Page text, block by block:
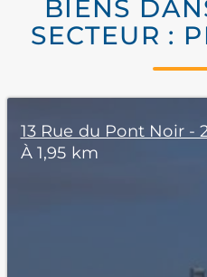
BIENS
SECTEUR :
13 Rue du Pont Noir -
À 1,95 km